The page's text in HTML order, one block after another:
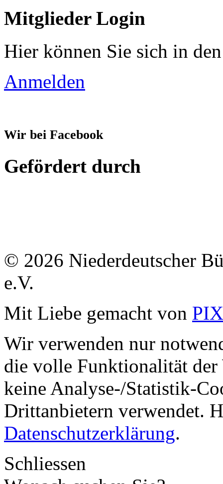
Mitglieder Login
Hier können Sie sich in
Anmelden
Wir bei Facebook
Gefördert durch
© 2026 Niederdeutscher
e.V.
Mit Liebe gemacht von
Wir verwenden nur
die volle Funktionalität der
keine Analyse-/Statistik-
Drittanbietern verwendet.
Datenschutzerklärung.
Schliessen